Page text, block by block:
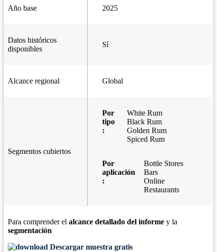
Año base 2025
Datos históricos
disponibles
Sí
Alcance regional Global
Segmentos cubiertos
Por
tipo
:
White Rum
Black Rum
Golden Rum
Spiced Rum
Por
aplicación
:
Bottle Stores
Bars
Online
Restaurants
Para comprender el alcance detallado del informe y la
segmentación
Descargar muestra gratis